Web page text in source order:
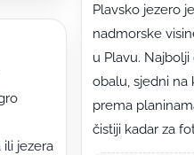
ili jezera
Plavsko jezero
nadmorske
u Plavu.
obalu, sjedni na
prema
čistiji kadar za